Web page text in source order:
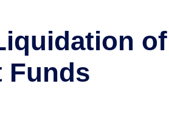
of
Funds